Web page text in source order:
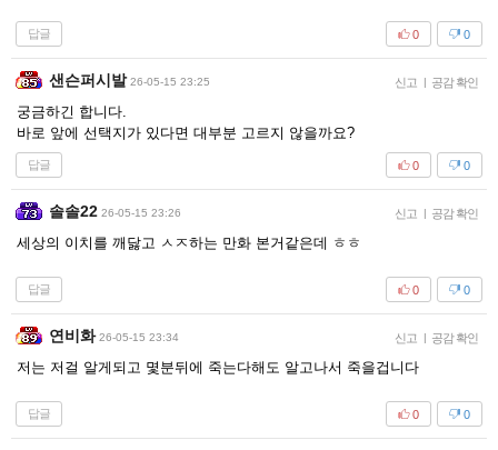
답글 0
0
샌슨퍼시발 26-05-15 23:25 신고 | 공감 확인
궁금하긴 합니다.
바로 앞에 선택지가 있다면 대부분 고르지 않을까요?
답글 0
0
솔솔22 26-05-15 23:26 신고 | 공감 확인
세상의 이치를 깨닳고 ㅅㅈ하는 만화 본거같은데 ㅎㅎ
답글 0
0
연비화 26-05-15 23:34 신고 | 공감 확인
저는 저걸 알게되고 몇분뒤에 죽는다해도 알고나서 죽을겁니다
답글 0
0